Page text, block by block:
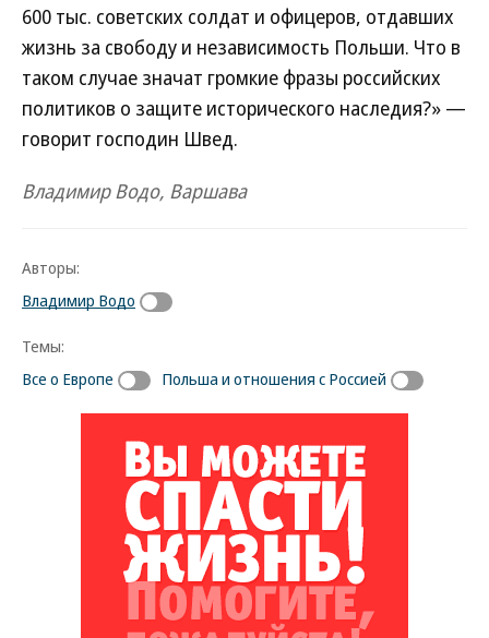
600 тыс. советских солдат и офицеров, отдавших
жизнь за свободу и независимость Польши. Что в
таком случае значат громкие фразы российских
политиков о защите исторического наследия?» —
говорит господин Швед.
Владимир Водо, Варшава
Авторы:
Владимир Водо
Темы:
Все о Европе
Польша и отношения с Россией